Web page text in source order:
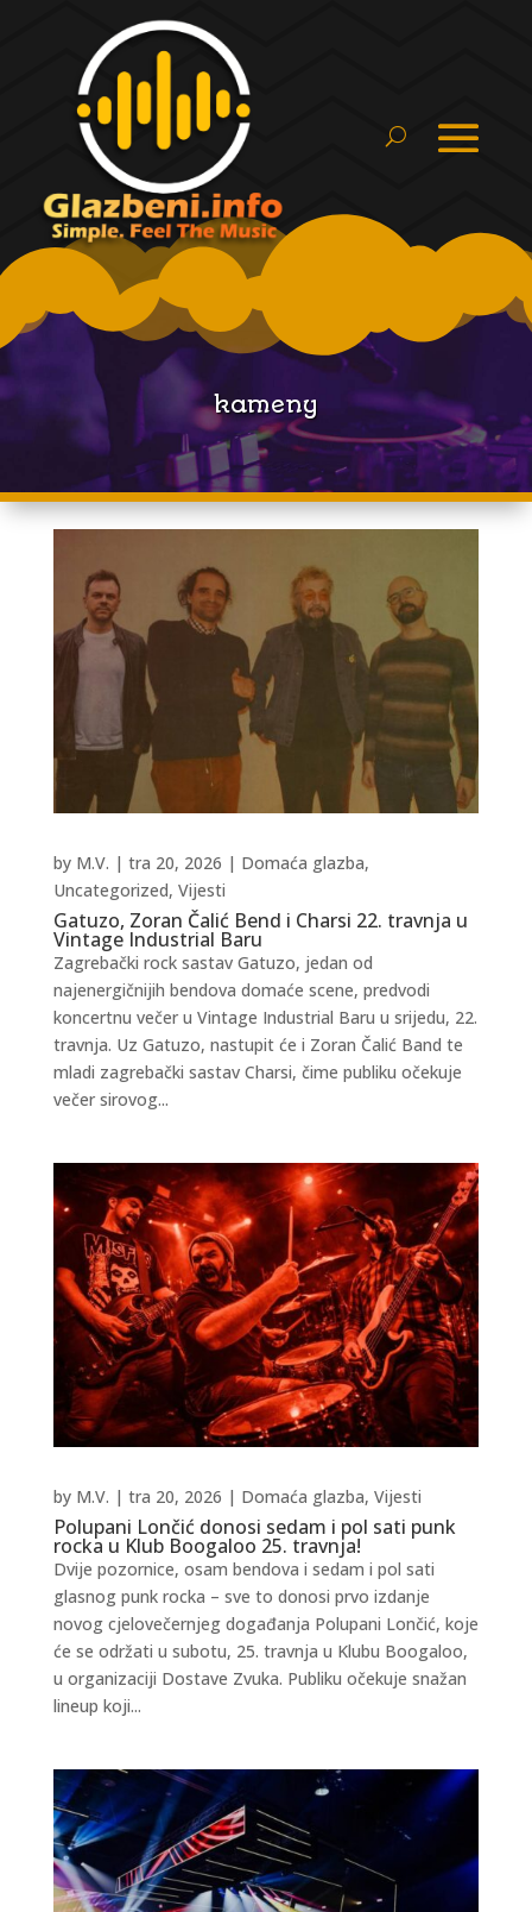
kameny
Gatuzo, Zoran Čalić Bend i Charsi 22. travnja u
Vintage Industrial Baru
by M.V. | tra 20, 2026 | Domaća glazba,
Uncategorized, Vijesti
Zagrebački rock sastav Gatuzo, jedan od
najenergičnijih bendova domaće scene, predvodi
koncertnu večer u Vintage Industrial Baru u srijedu, 22.
travnja. Uz Gatuzo, nastupit će i Zoran Čalić Band te
mladi zagrebački sastav Charsi, čime publiku očekuje
večer sirovog...
Polupani Lončić donosi sedam i pol sati punk
rocka u Klub Boogaloo 25. travnja!
by M.V. | tra 20, 2026 | Domaća glazba, Vijesti
Dvije pozornice, osam bendova i sedam i pol sati
glasnog punk rocka – sve to donosi prvo izdanje
novog cjelovečernjeg događanja Polupani Lončić, koje
će se održati u subotu, 25. travnja u Klubu Boogaloo,
u organizaciji Dostave Zvuka. Publiku očekuje snažan
lineup koji...